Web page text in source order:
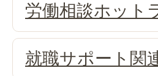
労働相談ホット
就職サポート関